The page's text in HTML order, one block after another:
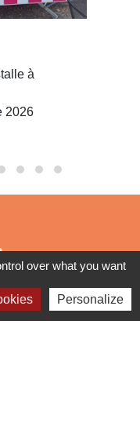
à
2026
over what you want
Personalize